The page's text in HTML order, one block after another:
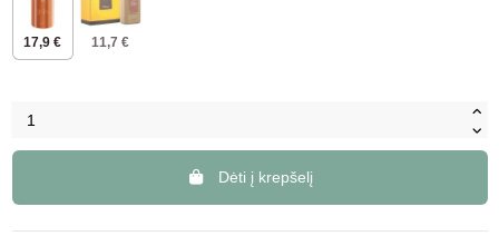
17,9 € 11,7 €
Dėti į krepšelį